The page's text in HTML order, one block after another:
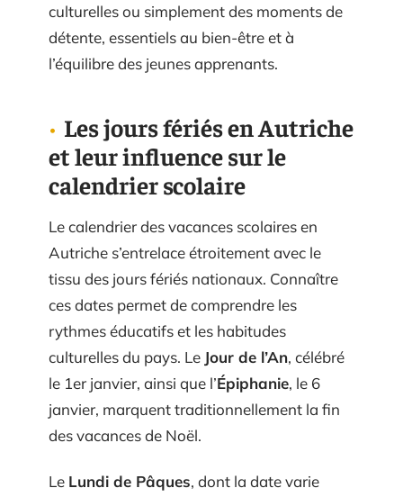
culturelles ou simplement des moments de
détente, essentiels au bien-être et à
l’équilibre des jeunes apprenants.
Les jours fériés en Autriche
et leur influence sur le
calendrier scolaire
Le calendrier des vacances scolaires en
Autriche s’entrelace étroitement avec le
tissu des jours fériés nationaux. Connaître
ces dates permet de comprendre les
rythmes éducatifs et les habitudes
culturelles du pays. Le Jour de l’An, célébré
le 1er janvier, ainsi que l’Épiphanie, le 6
janvier, marquent traditionnellement la fin
des vacances de Noël.
Le Lundi de Pâques, dont la date varie